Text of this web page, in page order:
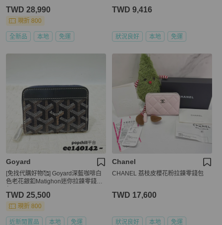
TWD 28,990
現折 800
全新品 本地 免運
TWD 9,416
狀況良好 本地 免運
Goyard
[免找代購好物🥰] Goyard深藍咖啡白
色老花銀釦Matighon迷你拉鍊零錢卡
TWD 25,500
現折 800
近新閒置品 本地 免運
Chanel
CHANEL 荔枝皮櫻花粉拉鍊零錢包
TWD 17,600
狀況良好 本地 免運